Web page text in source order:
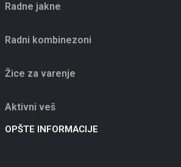
Radne jakne
Radni kombinezoni
Žice za varenje
Aktivni veš
OPŠTE INFORMACIJE